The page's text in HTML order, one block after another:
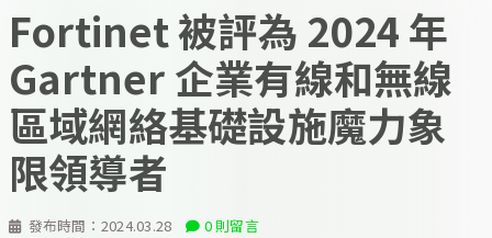
發布時間： 2024.03.28 0 則留言
Fortinet 被評為 2024 年
Gartner 企業有線和無線
區域網絡基礎設施魔力象
限領導者